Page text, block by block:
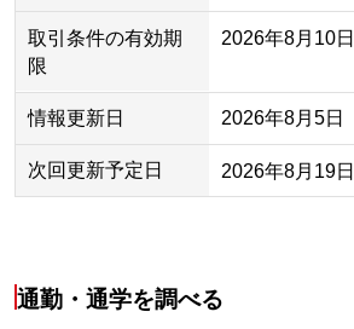
取引条件の有効期
限
2026年8月10日
情報更新日 2026年8月5日
次回更新予定日 2026年8月19日
通勤・通学を調べる